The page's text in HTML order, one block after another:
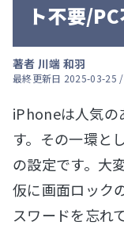
ト不要/PC
著者 川端 和羽
最終更新日 2025-03-25
iPhoneは人気の
す。その一環と
の設定です。大
仮に画面ロック
スワードを忘れ